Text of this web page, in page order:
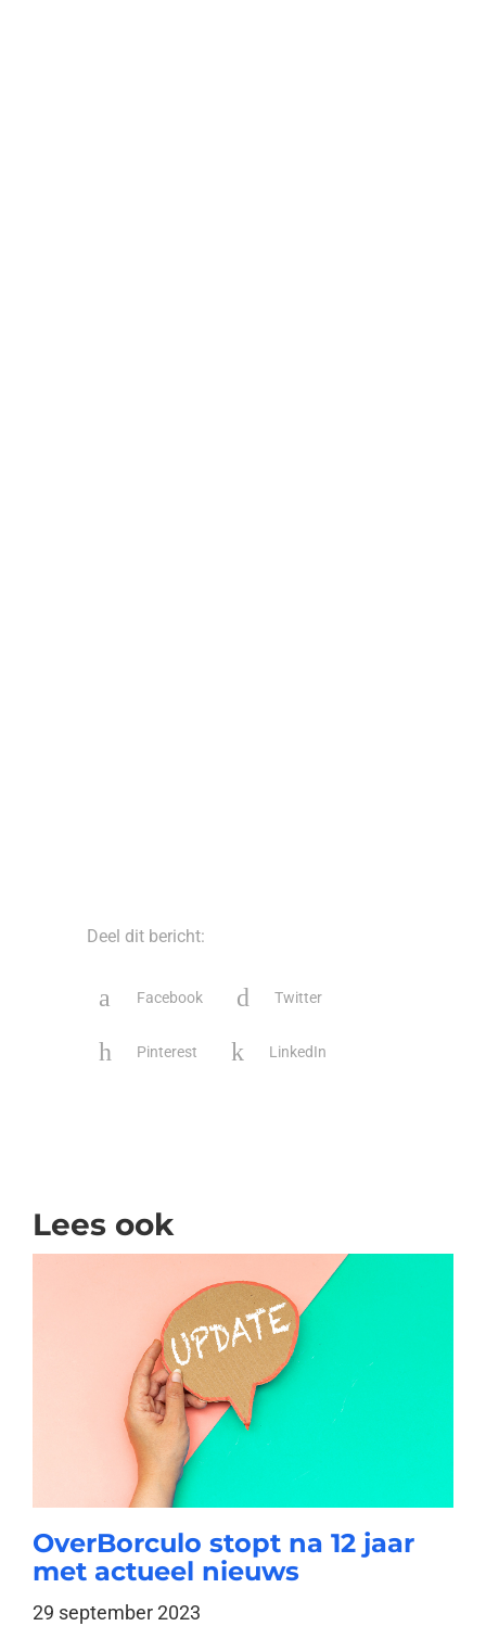
Deel dit bericht:
Facebook Twitter
Pinterest LinkedIn
Lees ook
OverBorculo stopt na 12 jaar
met actueel nieuws
29 september 2023